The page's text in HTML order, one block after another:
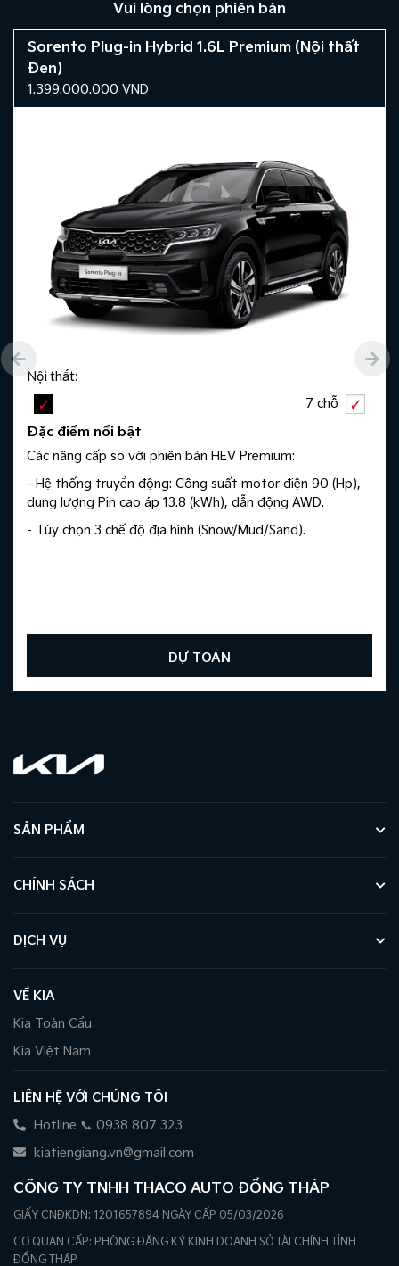
Vui lòng chọn phiên bản
Sorento Plug-in Hybrid 1.6L Premium (Nội thất
Đen)
1.399.000.000 VND
Nội thất:
7 chỗ
Đặc điểm nổi bật
Các nâng cấp so với phiên bản HEV Premium:
- Hệ thống truyền động: Công suất motor điện 90 (Hp),
dung lượng Pin cao áp 13.8 (kWh), dẫn động AWD.
- Tùy chọn 3 chế độ địa hình (Snow/Mud/Sand).
DỰ TOÁN
SẢN PHẨM
CHÍNH SÁCH
DỊCH VỤ
VỀ KIA
Kia Toàn Cầu
Kia Việt Nam
LIÊN HỆ VỚI CHÚNG TÔI
Hotline 📞 0938 807 323
kiatiengiang.vn@gmail.com
CÔNG TY TNHH THACO AUTO ĐỒNG THÁP
GIẤY CNĐKDN: 1201657894 NGÀY CẤP 05/03/2026
CƠ QUAN CẤP: PHÒNG ĐĂNG KÝ KINH DOANH SỞ TÀI CHÍNH TỈNH
ĐỒNG THÁP